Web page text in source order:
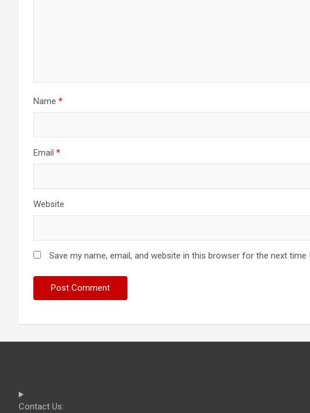
Name *
Email *
Website
Save my name, email, and website in this browser for the next time
Contact Us: